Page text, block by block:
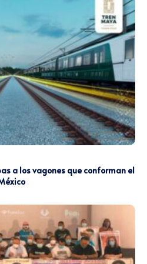
a los vagones que conforman el